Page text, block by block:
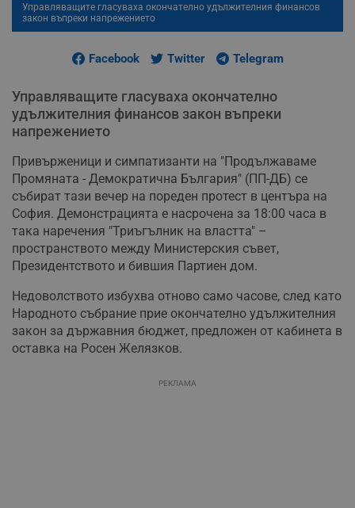
Управляващите гласуваха окончателно удължителния финансов
закон въпреки напрежението
Facebook Twitter Telegram
Управляващите гласуваха окончателно
удължителния финансов закон въпреки
напрежението
Привърженици и симпатизанти на "Продължаваме
Промяната - Демократична България" (ПП-ДБ) се
събират тази вечер на пореден протест в центъра на
София. Демонстрацията е насрочена за 18:00 часа в
така наречения "Триъгълник на властта" –
пространството между Министерския съвет,
Президентството и бившия Партиен дом.
Недоволството избухва отново само часове, след като
Народното събрание прие окончателно удължителния
закон за държавния бюджет, предложен от кабинета в
оставка на Росен Желязков.
РЕКЛАМА